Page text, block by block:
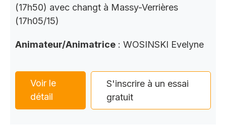
(17h50) avec changt à Massy-Verrières
(17h05/15)
Animateur/Animatrice : WOSINSKI Evelyne
Voir le
détail
S'inscrire à un essai
gratuit